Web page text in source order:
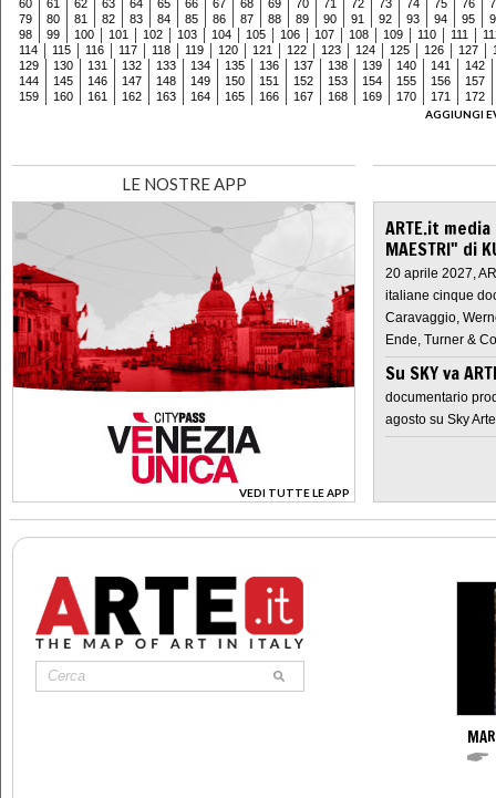
60 61 62 63 64 65 66 67 68 69 70 71 72 73 74 75 76
79
80 81 82 83 84 85 86 87 88 89 90 91 92 93 94 95
98
99 100 101 102 103 104 105 106 107 108 109 110 111
114
115 116 117 118 119 120 121 122 123 124 125 126 127
129
130 131 132 133 134 135 136 137 138 139 140 141
142
144
145 146 147 148 149 150 151 152 153 154 155 156
157
159
160 161 162 163 164 165 166 167 168 169 170 171
172
AGGIUNGI
LE NOSTRE APP
VEDI TUTTE LE APP
>
ARTE.it
MAESTRI" di
20 aprile 2027,
italiane cinque
Caravaggio,
Ende, Turner &
Su SKY va
documentario
agosto su Sky Arte